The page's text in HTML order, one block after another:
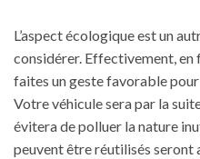
L’aspect écologique est un
considérer. Effectivement, en
faites un geste favorable
Votre véhicule sera par la
évitera de polluer la nature
peuvent être réutilisés seront